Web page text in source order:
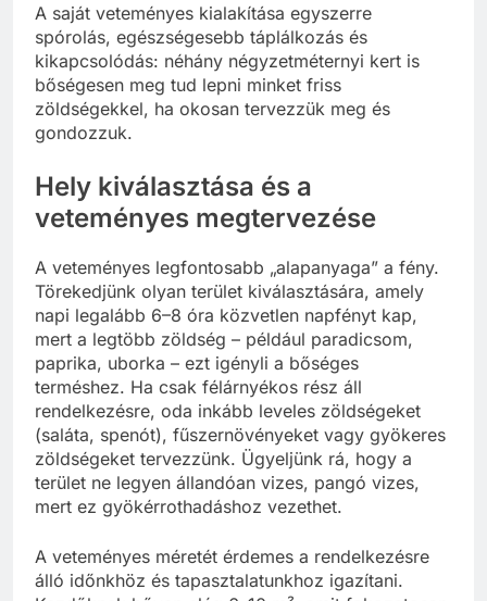
A saját veteményes kialakítása egyszerre
spórolás, egészségesebb táplálkozás és
kikapcsolódás: néhány négyzetméternyi kert is
bőségesen meg tud lepni minket friss
zöldségekkel, ha okosan tervezzük meg és
gondozzuk.
Hely kiválasztása és a
veteményes megtervezése
A veteményes legfontosabb „alapanyaga” a fény.
Törekedjünk olyan terület kiválasztására, amely
napi legalább 6–8 óra közvetlen napfényt kap,
mert a legtöbb zöldség – például paradicsom,
paprika, uborka – ezt igényli a bőséges
terméshez. Ha csak félárnyékos rész áll
rendelkezésre, oda inkább leveles zöldségeket
(saláta, spenót), fűszernövényeket vagy gyökeres
zöldségeket tervezzünk. Ügyeljünk rá, hogy a
terület ne legyen állandóan vizes, pangó vizes,
mert ez gyökérrothadáshoz vezethet.
A veteményes méretét érdemes a rendelkezésre
álló időnkhöz és tapasztalatunkhoz igazítani.